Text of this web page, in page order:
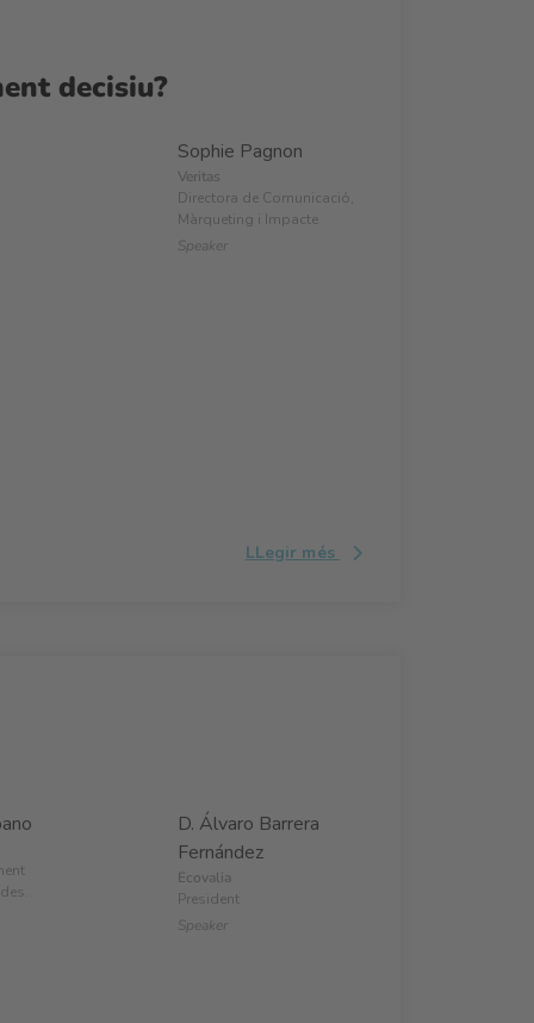
decisiu?
Sophie Pagnon
Veritas
Directora de Comunicació,
Màrqueting i Impacte
Speaker
LLegir més
D. Álvaro Barrera
Fernández
Ecovalia
President
Speaker